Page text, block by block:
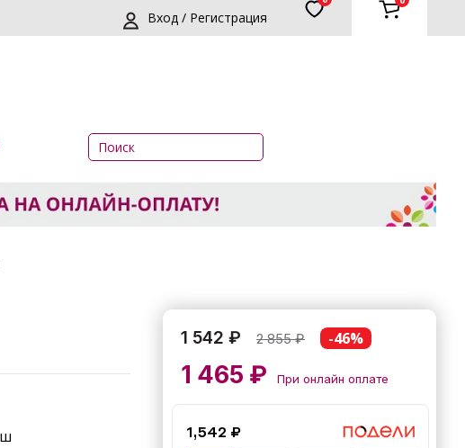
Вход / Регистрация
1 542 ₽ 2 855₽ -46%
1 465 ₽ При онлайн оплате
1,542 ₽